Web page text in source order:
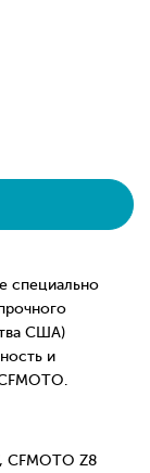
специально
США)
и
CFMOTO Z8